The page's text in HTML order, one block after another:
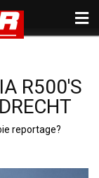
R500'S
reportage?